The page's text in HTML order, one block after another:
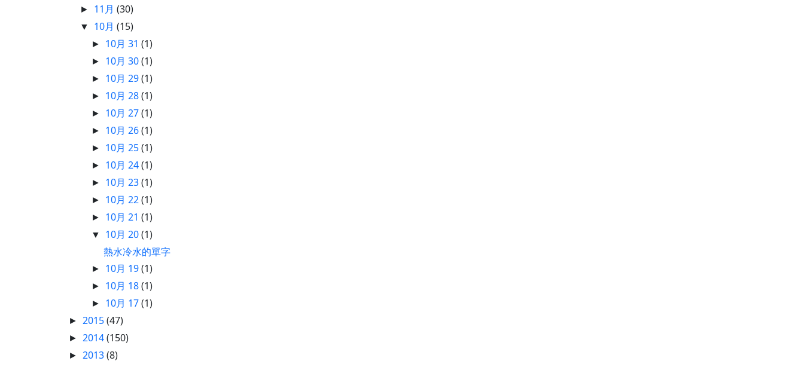
► 11月(30)
▼ 10月(15)
► 10月 31(1)
► 10月 30(1)
► 10月 29(1)
► 10月 28(1)
► 10月 27(1)
► 10月 26(1)
► 10月 25(1)
► 10月 24(1)
► 10月 23(1)
► 10月 22(1)
► 10月 21(1)
▼ 10月 20(1)
熱水冷水的單字
► 10月 19(1)
► 10月 18(1)
► 10月 17(1)
► 2015(47)
► 2014(150)
► 2013(8)